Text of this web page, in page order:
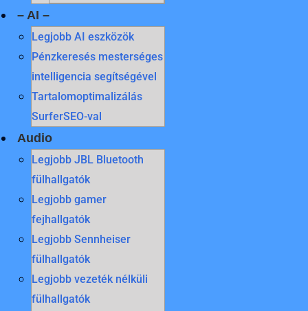
– AI –
Legjobb AI eszközök
Pénzkeresés mesterséges
intelligencia segítségével
Tartalomoptimalizálás
SurferSEO-val
Audio
Legjobb JBL Bluetooth
fülhallgatók
Legjobb gamer
fejhallgatók
Legjobb Sennheiser
fülhallgatók
Legjobb vezeték nélküli
fülhallgatók